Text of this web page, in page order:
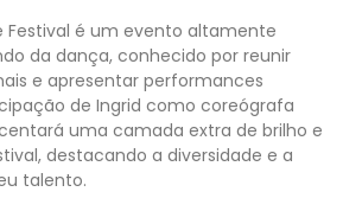
Festival é um evento altamente
da dança, conhecido por reunir
e apresentar performances
de Ingrid como coreógrafa
uma camada extra de brilho e
destacando a diversidade e a
talento.